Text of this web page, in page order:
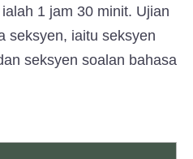
1 jam 30 minit. Ujian
seksyen, iaitu seksyen
seksyen soalan bahasa